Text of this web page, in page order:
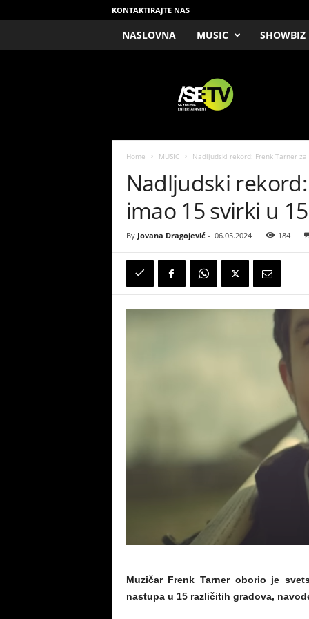
KONTAKTIRAJTE NAS
NASLOVNA MUSIC SHOWBIZ
Home MUSIC Nadljudski rekord: Frenk Tarner
Nadljudski
imao 15 svirki u
By Jovana Dragojević- 06.05.2024 184
Muzičar Frenk Tarner oborio je
nastupa u 15 različitih gradova,